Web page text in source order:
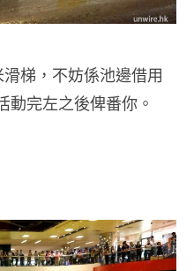
梯，不妨係池邊借用
動完左之後俾番你。